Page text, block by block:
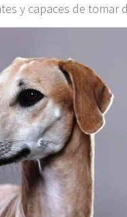
y capaces de tomar